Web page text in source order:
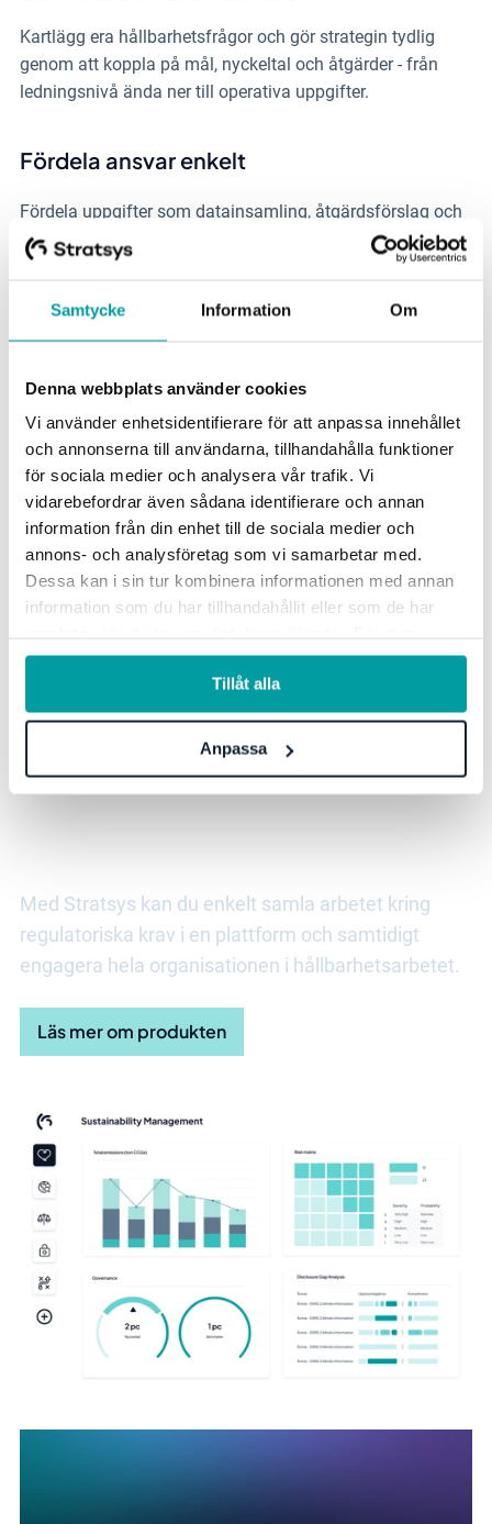
Samtycke Information Om
Denna webbplats använder cookies
Vi använder enhetsidentifierare för att anpassa innehållet
och annonserna till användarna, tillhandahålla funktioner
för sociala medier och analysera vår trafik. Vi
vidarebefordrar även sådana identifierare och annan
information från din enhet till de sociala medier och
annons- och analysföretag som vi samarbetar med.
Dessa kan i sin tur kombinera informationen med annan
information som du har tillhandahållit eller som de har
information, se vårintegritetspolicy.
Tillåt alla
Anpassa
Kartlägg era hållbarhetsfrågor och gör strategin tydlig
genom att koppla på mål, nyckeltal och åtgärder - från
ledningsnivå ända ner till operativa uppgifter.
Fördela ansvar enkelt
Fördela uppgifter som datainsamling, åtgärdsförslag och
uppföljning i form av kommentarer till olika personer på
ett enkelt sätt.
Underlättar samarbete
Genom att samla arbetet på ett ställe blir informationen
lättillgänglig och transparent samt
underlättar samarbetet
mellan kollegor, avdelningar och kontor.
Enklare rapportering
Hållbarhetsarbetet ska summeras i en hållbarhetsrapport
och i Stratsys samlas all inmatad information som gjorts
under året som underlag till rapporten.
Upptäck fler fördelar med
Med Stratsys kan du enkelt samla arbetet kring
regulatoriska krav i en plattform och samtidigt
engagera hela organisationen i hållbarhetsarbetet.
Läs mer om produkten